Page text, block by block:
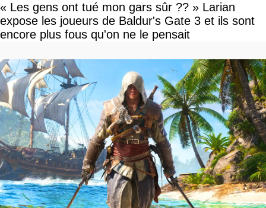
« Les gens ont tué mon gars sûr ?? » Larian
expose les joueurs de Baldur's Gate 3 et ils sont
encore plus fous qu'on ne le pensait